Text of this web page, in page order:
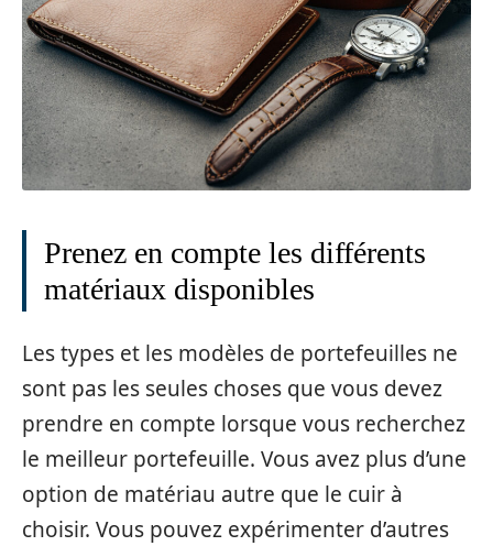
Prenez en compte les différents
matériaux disponibles
Les types et les modèles de portefeuilles ne
sont pas les seules choses que vous devez
prendre en compte lorsque vous recherchez
le meilleur portefeuille. Vous avez plus d’une
option de matériau autre que le cuir à
choisir. Vous pouvez expérimenter d’autres